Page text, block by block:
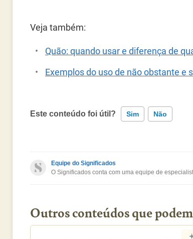
Veja também:
Quão: quando usar e diferença de
Exemplos do uso de não obstante e
Este conteúdo foi útil? Sim Não
Este conteúdo não tem a informação que
Equipe do Significados
O Significados conta com uma equipe de
Outros conteúdos que